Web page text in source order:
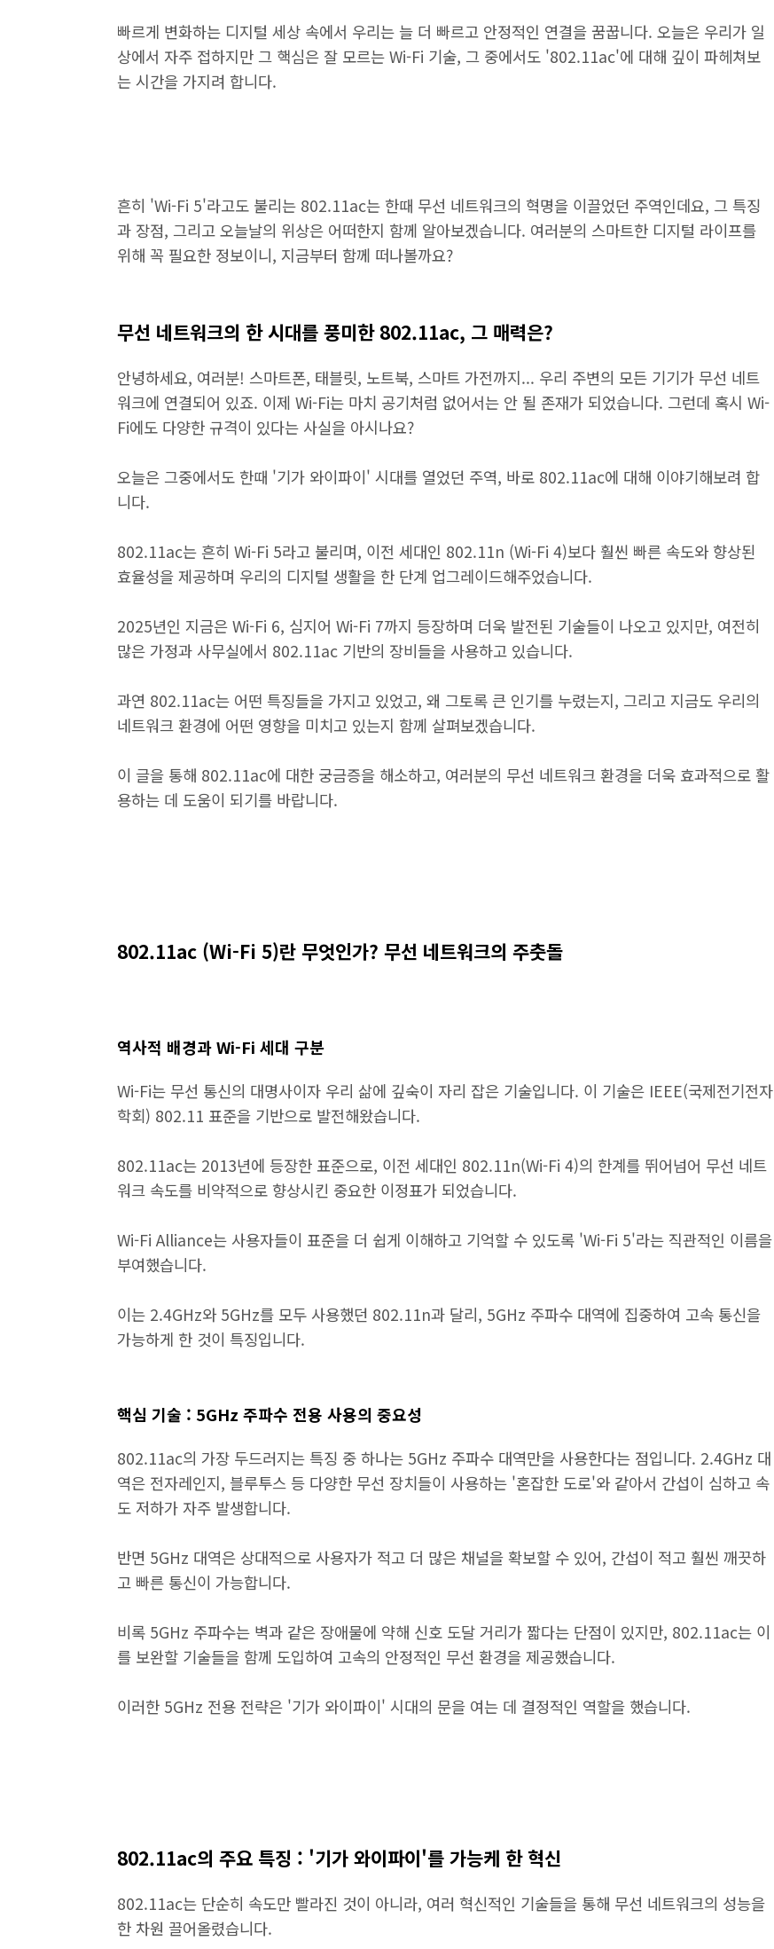
빠르게 변화하는 디지털 세상 속에서 우리는 늘 더 빠르고 안정적인 연결을 꿈꿉니다. 오늘은 우리가 일
상에서 자주 접하지만 그 핵심은 잘 모르는 Wi-Fi 기술, 그 중에서도 '802.11ac'에 대해 깊이 파헤쳐보
는 시간을 가지려 합니다.
흔히 'Wi-Fi 5'라고도 불리는 802.11ac는 한때 무선 네트워크의 혁명을 이끌었던 주역인데요, 그 특징
과 장점, 그리고 오늘날의 위상은 어떠한지 함께 알아보겠습니다. 여러분의 스마트한 디지털 라이프를
위해 꼭 필요한 정보이니, 지금부터 함께 떠나볼까요?
무선 네트워크의 한 시대를 풍미한 802.11ac, 그 매력은?
안녕하세요, 여러분! 스마트폰, 태블릿, 노트북, 스마트 가전까지... 우리 주변의 모든 기기가 무선 네트
워크에 연결되어 있죠. 이제 Wi-Fi는 마치 공기처럼 없어서는 안 될 존재가 되었습니다. 그런데 혹시 Wi-
Fi에도 다양한 규격이 있다는 사실을 아시나요?
오늘은 그중에서도 한때 '기가 와이파이' 시대를 열었던 주역, 바로 802.11ac에 대해 이야기해보려 합
니다.
802.11ac는 흔히 Wi-Fi 5라고 불리며, 이전 세대인 802.11n (Wi-Fi 4)보다 훨씬 빠른 속도와 향상된
효율성을 제공하며 우리의 디지털 생활을 한 단계 업그레이드해주었습니다.
2025년인 지금은 Wi-Fi 6, 심지어 Wi-Fi 7까지 등장하며 더욱 발전된 기술들이 나오고 있지만, 여전히
많은 가정과 사무실에서 802.11ac 기반의 장비들을 사용하고 있습니다.
과연 802.11ac는 어떤 특징들을 가지고 있었고, 왜 그토록 큰 인기를 누렸는지, 그리고 지금도 우리의
네트워크 환경에 어떤 영향을 미치고 있는지 함께 살펴보겠습니다.
이 글을 통해 802.11ac에 대한 궁금증을 해소하고, 여러분의 무선 네트워크 환경을 더욱 효과적으로 활
용하는 데 도움이 되기를 바랍니다.
802.11ac (Wi-Fi 5)란 무엇인가? 무선 네트워크의 주춧돌
역사적 배경과 Wi-Fi 세대 구분
Wi-Fi는 무선 통신의 대명사이자 우리 삶에 깊숙이 자리 잡은 기술입니다. 이 기술은 IEEE(국제전기전자
학회) 802.11 표준을 기반으로 발전해왔습니다.
802.11ac는 2013년에 등장한 표준으로, 이전 세대인 802.11n(Wi-Fi 4)의 한계를 뛰어넘어 무선 네트
워크 속도를 비약적으로 향상시킨 중요한 이정표가 되었습니다.
Wi-Fi Alliance는 사용자들이 표준을 더 쉽게 이해하고 기억할 수 있도록 'Wi-Fi 5'라는 직관적인 이름을
부여했습니다.
이는 2.4GHz와 5GHz를 모두 사용했던 802.11n과 달리, 5GHz 주파수 대역에 집중하여 고속 통신을
가능하게 한 것이 특징입니다.
핵심 기술 : 5GHz 주파수 전용 사용의 중요성
802.11ac의 가장 두드러지는 특징 중 하나는 5GHz 주파수 대역만을 사용한다는 점입니다. 2.4GHz 대
역은 전자레인지, 블루투스 등 다양한 무선 장치들이 사용하는 '혼잡한 도로'와 같아서 간섭이 심하고 속
도 저하가 자주 발생합니다.
반면 5GHz 대역은 상대적으로 사용자가 적고 더 많은 채널을 확보할 수 있어, 간섭이 적고 훨씬 깨끗하
고 빠른 통신이 가능합니다.
비록 5GHz 주파수는 벽과 같은 장애물에 약해 신호 도달 거리가 짧다는 단점이 있지만, 802.11ac는 이
를 보완할 기술들을 함께 도입하여 고속의 안정적인 무선 환경을 제공했습니다.
이러한 5GHz 전용 전략은 '기가 와이파이' 시대의 문을 여는 데 결정적인 역할을 했습니다.
802.11ac의 주요 특징 : '기가 와이파이'를 가능케 한 혁신
802.11ac는 단순히 속도만 빨라진 것이 아니라, 여러 혁신적인 기술들을 통해 무선 네트워크의 성능을
한 차원 끌어올렸습니다.